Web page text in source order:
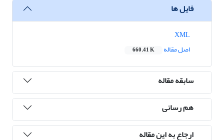
فایل ها
اصل مقاله
660.41 K
سابقه مقاله
هم رسانی
ارجاع به این مقاله